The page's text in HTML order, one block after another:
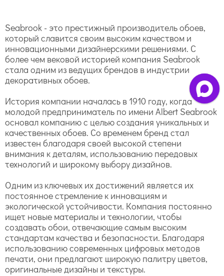
Seabrook - это престижный производитель обоев,
который славится своим высоким качеством и
инновационными дизайнерскими решениями. С
более чем вековой историей компания Seabrook
стала одним из ведущих брендов в индустрии
декоративных обоев.
История компании началась в 1910 году, когда
молодой предприниматель по имени Albert Seabrook
основал компанию с целью создания уникальных и
качественных обоев. Со временем бренд стал
известен благодаря своей высокой степени
внимания к деталям, использованию передовых
технологий и широкому выбору дизайнов.
Одним из ключевых их достижений является их
постоянное стремление к инновациям и
экологической устойчивости. Компания постоянно
ищет новые материалы и технологии, чтобы
создавать обои, отвечающие самым высоким
стандартам качества и безопасности. Благодаря
использованию современных цифровых методов
печати, они предлагают широкую палитру цветов,
оригинальные дизайны и текстуры.